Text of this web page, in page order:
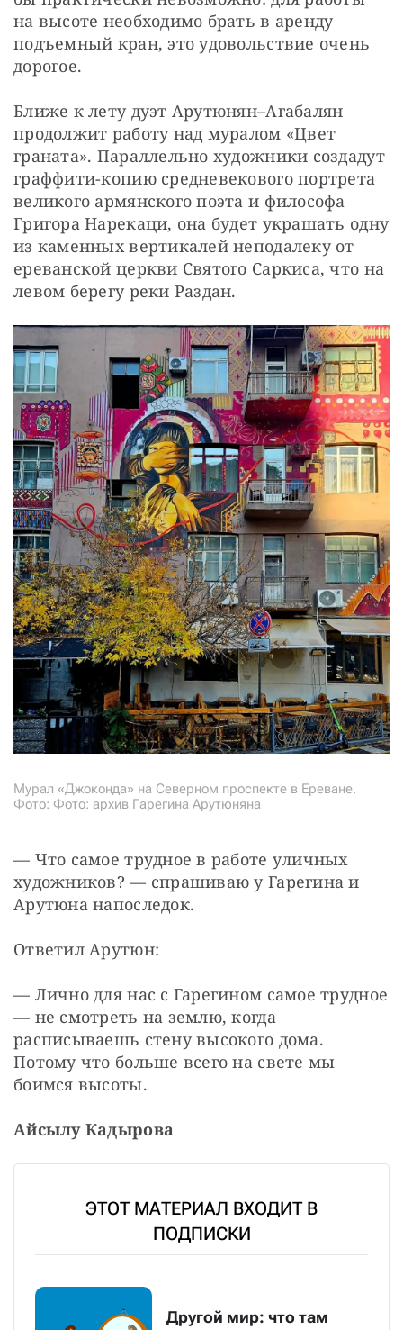
на высоте необходимо брать в аренду
подъемный кран, это удовольствие очень
дорогое.
Ближе к лету дуэт Арутюнян–Агабалян
продолжит работу над муралом «Цвет
граната». Параллельно художники создадут
граффити-копию средневекового портрета
великого армянского поэта и философа
Григора Нарекаци, она будет украшать одну
из каменных вертикалей неподалеку от
ереванской церкви Святого Саркиса, что на
левом берегу реки Раздан.
Мурал «Джоконда» на Северном проспекте в Ереване.
Фото: Фото: архив Гарегина Арутюняна
— Что самое трудное в работе уличных
художников? — спрашиваю у Гарегина и
Арутюна напоследок.
Ответил Арутюн:
— Лично для нас с Гарегином самое трудное
— не смотреть на землю, когда
расписываешь стену высокого дома.
Потому что больше всего на свете мы
боимся высоты.
Айсылу Кадырова
ЭТОТ МАТЕРИАЛ ВХОДИТ В
ПОДПИСКИ
Другой мир: что там